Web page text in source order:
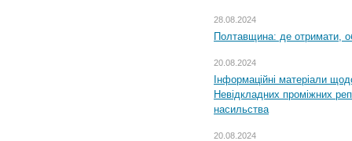
28.08.2024
Полтавщина: де отримати,
20.08.2024
Інформаційні матеріали
Невідкладних проміжних
насильства
20.08.2024